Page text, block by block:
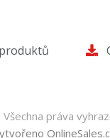
práva